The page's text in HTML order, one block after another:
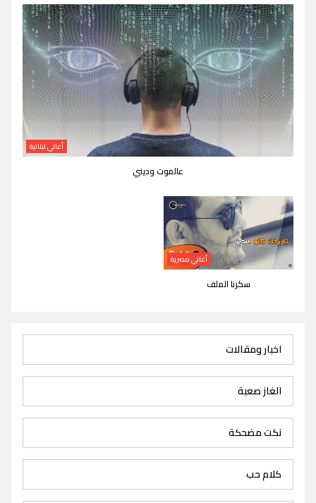
أغاني لبنانية
عالموت وديني
أغاني مصرية
سكرنا الملف
اخبار ومقالات
الغاز صعبة
نكت مضحكة
كلام حب